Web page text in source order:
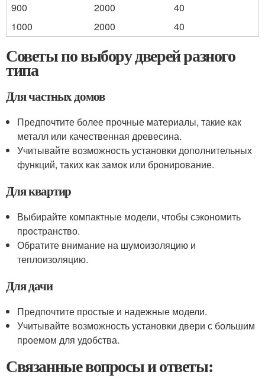
900
2000
40
1000
2000 40
Советы по выбору дверей разного
типа
Для частных домов
Предпочтите более прочные материалы, такие как
металл или качественная древесина.
Учитывайте возможность установки дополнительных
функций, таких как замок или бронирование.
Для квартир
Выбирайте компактные модели, чтобы сэкономить
пространство.
Обратите внимание на шумоизоляцию и
теплоизоляцию.
Для дачи
Предпочтите простые и надежные модели.
Учитывайте возможность установки двери с большим
проемом для удобства.
Связанные вопросы и ответы: